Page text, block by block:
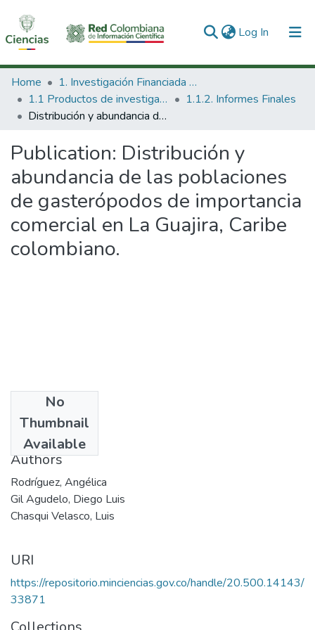
Log In (current)
Communities & Collections
All of DSpace
Home
1. Investigación Financiada con Recursos Públicos
1.1 Productos de investigación
1.1.2. Informes Finales
Distribución y abundancia de las poblaciones de gasterópodos de importancia comercial en La Guajira, Caribe colombiano.
Publication: Distribución y
abundancia de las poblaciones
de gasterópodos de importancia
comercial en La Guajira, Caribe
colombiano.
No
Thumbnail
Available
2011
Authors
Rodríguez, Angélica
Gil Agudelo, Diego Luis
Chasqui Velasco, Luis
URI
https://repositorio.minciencias.gov.co/handle/20.500.14143/
33871